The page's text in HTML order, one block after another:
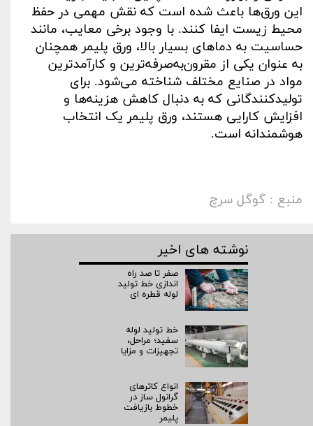
این ورق‌ها باعث شده است که نقش مهمی در حفظ
محیط زیست ایفا کنند. با وجود برخی معایب، مانند
حساسیت به دماهای بسیار بالا، ورق پلیمر همچنان
به عنوان یکی از مقرون‌به‌صرفه‌ترین و کارآمدترین
مواد در صنایع مختلف شناخته می‌شود. برای
تولیدکنندگانی که به دنبال کاهش هزینه‌ها و
افزایش کارایی هستند، ورق پلیمر یک انتخاب
هوشمندانه است.
منبع : گوگل سرچ
نوشته های اخیر
صفر تا صد راه‌
اندازی خط تولید
لوله قطره ای
خط تولید لوله
سفید؛ مراحل،
تجهیزات و مزایا
انواع کاترهای
گرانول ساز در
خطوط بازیافت
پلیمر